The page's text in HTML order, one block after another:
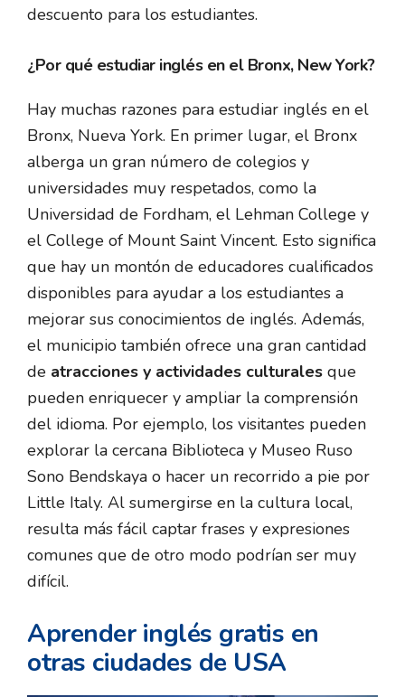
descuento para los estudiantes.
¿Por qué estudiar inglés en el Bronx, New York?
Hay muchas razones para estudiar inglés en el
Bronx, Nueva York. En primer lugar, el Bronx
alberga un gran número de colegios y
universidades muy respetados, como la
Universidad de Fordham, el Lehman College y
el College of Mount Saint Vincent. Esto significa
que hay un montón de educadores cualificados
disponibles para ayudar a los estudiantes a
mejorar sus conocimientos de inglés. Además,
el municipio también ofrece una gran cantidad
de atracciones y actividades culturales que
pueden enriquecer y ampliar la comprensión
del idioma. Por ejemplo, los visitantes pueden
explorar la cercana Biblioteca y Museo Ruso
Sono Bendskaya o hacer un recorrido a pie por
Little Italy. Al sumergirse en la cultura local,
resulta más fácil captar frases y expresiones
comunes que de otro modo podrían ser muy
difícil.
Aprender inglés gratis en
otras ciudades de USA